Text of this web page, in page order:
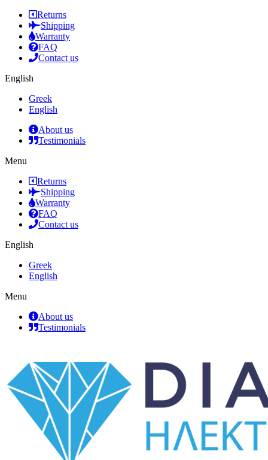
Returns
Shipping
Warranty
FAQ
Contact us
English
Greek
English
About us
Testimonials
Menu
Returns
Shipping
Warranty
FAQ
Contact us
English
Greek
English
Menu
About us
Testimonials